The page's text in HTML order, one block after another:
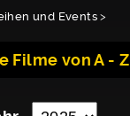
und Events >
Filme von A - Z